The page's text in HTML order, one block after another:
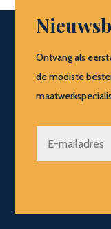
Ontvang als
de mooiste